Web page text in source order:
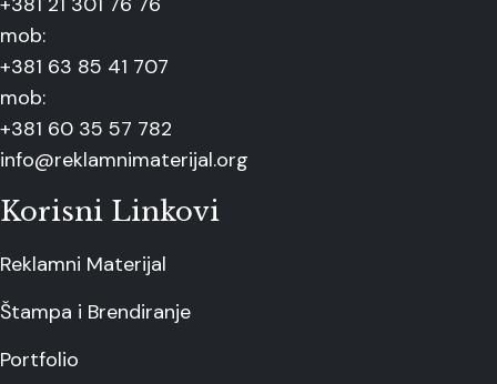
mob:
+381 63 85 41 707
mob:
+381 60 35 57 782
info@reklamnimaterijal.org
Korisni Linkovi
Reklamni Materijal
Štampa i Brendiranje
Portfolio